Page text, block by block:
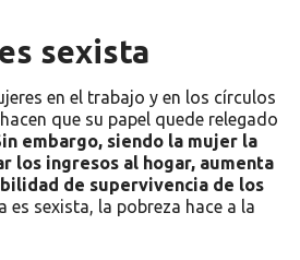
sexista
en el trabajo y en los círculos
que su papel quede relegado
embargo, siendo la mujer la
los ingresos al hogar, aumenta
de supervivencia de los
es sexista, la pobreza hace a la